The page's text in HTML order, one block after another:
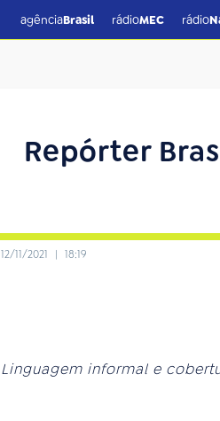
agênciaBrasil rádioMEC rádio
Repórter
12/11/2021 | 18:19
Linguagem informal e